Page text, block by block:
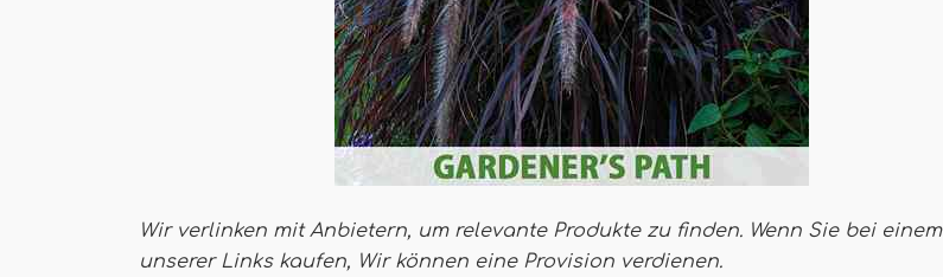
Wir verlinken mit Anbietern, um relevante Produkte zu finden. Wenn Sie bei einem
unserer Links kaufen, Wir können eine Provision verdienen.